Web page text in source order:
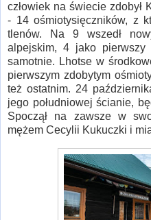
człowiek na świecie zdobył
- 14 ośmiotysięczników, z
tlenów. Na 9 wszedł
alpejskim, 4 jako
samotnie. Lhotse w
pierwszym zdobytym
też ostatnim. 24
jego południowej ścianie,
Spoczął na zawsze w
mężem Cecylii Kukuczki i